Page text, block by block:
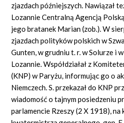
zjazdach późniejszych. Nawiązał
Lozannie Centralną Agencją
jego bratanek Marian (zob.). W
zjazdach polityków polskich w
Gunten, w grudniu t. r. w Solurze i
Lozannie. Współdziałał z
(KNP) w Paryżu, informując go o
Niemczech. S. przekazał do KNP
wiadomość o tajnym posiedzeniu
parlamencie Rzeszy (2 X 1918),